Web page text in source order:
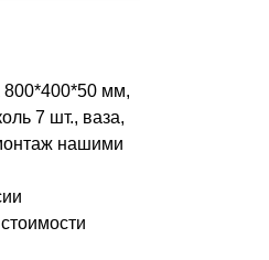
800*400*50 мм,
7 шт., ваза,
нашими